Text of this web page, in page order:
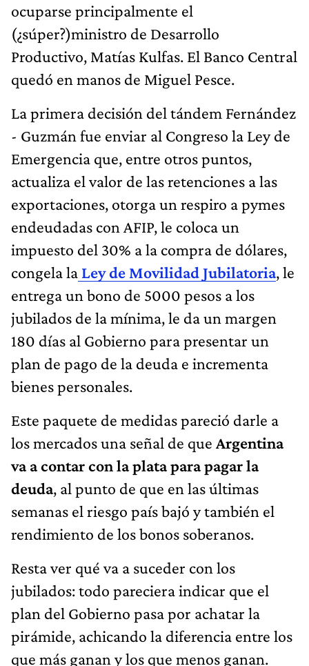
ocuparse principalmente el
(¿súper?)ministro de Desarrollo
Productivo, Matías Kulfas. El Banco Central
quedó en manos de Miguel Pesce.
La primera decisión del tándem Fernández
- Guzmán fue enviar al Congreso la Ley de
Emergencia que, entre otros puntos,
actualiza el valor de las retenciones a las
exportaciones, otorga un respiro a pymes
endeudadas con AFIP, le coloca un
impuesto del 30% a la compra de dólares,
congela la Ley de Movilidad Jubilatoria, le
entrega un bono de 5000 pesos a los
jubilados de la mínima, le da un margen
180 días al Gobierno para presentar un
plan de pago de la deuda e incrementa
bienes personales.
Este paquete de medidas pareció darle a
los mercados una señal de que Argentina
va a contar con la plata para pagar la
deuda, al punto de que en las últimas
semanas el riesgo país bajó y también el
rendimiento de los bonos soberanos.
Resta ver qué va a suceder con los
jubilados: todo pareciera indicar que el
plan del Gobierno pasa por achatar la
pirámide, achicando la diferencia entre los
que más ganan y los que menos ganan.